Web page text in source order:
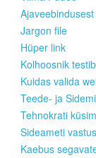
Jargon file
Hüper link
Kolhoosnik
Kuidas valida
Teede- ja
Tehnokrati
Sideameti
Kaebus